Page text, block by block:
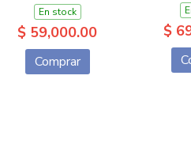
En stock
$ 59,000.00
Comprar
$